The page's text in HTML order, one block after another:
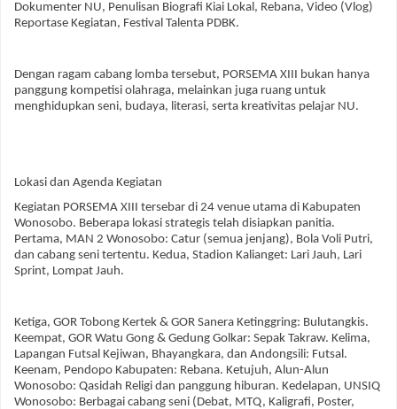
Dokumenter NU, Penulisan Biografi Kiai Lokal, Rebana, Video (Vlog)
Reportase Kegiatan, Festival Talenta PDBK.
Dengan ragam cabang lomba tersebut, PORSEMA XIII bukan hanya
panggung kompetisi olahraga, melainkan juga ruang untuk
menghidupkan seni, budaya, literasi, serta kreativitas pelajar NU.
Lokasi dan Agenda Kegiatan
Kegiatan PORSEMA XIII tersebar di 24 venue utama di Kabupaten
Wonosobo. Beberapa lokasi strategis telah disiapkan panitia.
Pertama, MAN 2 Wonosobo: Catur (semua jenjang), Bola Voli Putri,
dan cabang seni tertentu. Kedua, Stadion Kalianget: Lari Jauh, Lari
Sprint, Lompat Jauh.
Ketiga, GOR Tobong Kertek & GOR Sanera Ketinggring: Bulutangkis.
Keempat, GOR Watu Gong & Gedung Golkar: Sepak Takraw. Kelima,
Lapangan Futsal Kejiwan, Bhayangkara, dan Andongsili: Futsal.
Keenam, Pendopo Kabupaten: Rebana. Ketujuh, Alun-Alun
Wonosobo: Qasidah Religi dan panggung hiburan. Kedelapan, UNSIQ
Wonosobo: Berbagai cabang seni (Debat, MTQ, Kaligrafi, Poster,